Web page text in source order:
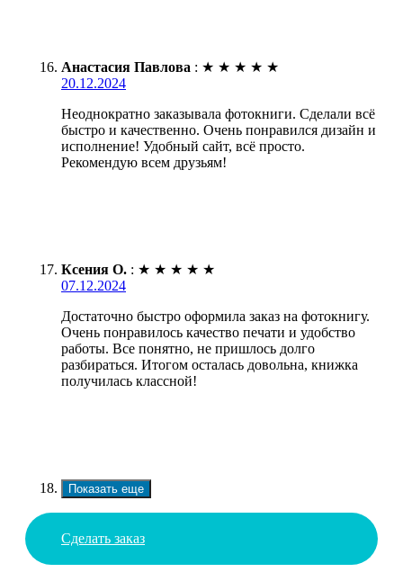
Анастасия Павлова : ★ ★ ★ ★ ★
20.12.2024
Неоднократно заказывала фотокниги. Сделали всё
быстро и качественно. Очень понравился дизайн и
исполнение! Удобный сайт, всё просто.
Рекомендую всем друзьям!
Ксения О. : ★ ★ ★ ★ ★
07.12.2024
Достаточно быстро оформила заказ на фотокнигу.
Очень понравилось качество печати и удобство
работы. Все понятно, не пришлось долго
разбираться. Итогом осталась довольна, книжка
получилась классной!
Показать еще
Сделать заказ